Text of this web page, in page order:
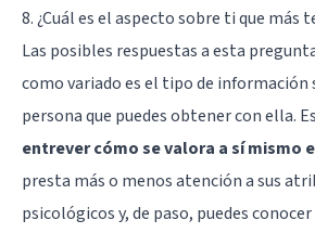
8. ¿Cuál es el aspecto sobre ti que más
Las posibles respuestas a esta
como variado es el tipo de información
persona que puedes obtener con ella.
entrever cómo se valora a sí mismo
presta más o menos atención a sus
psicológicos y, de paso, puedes